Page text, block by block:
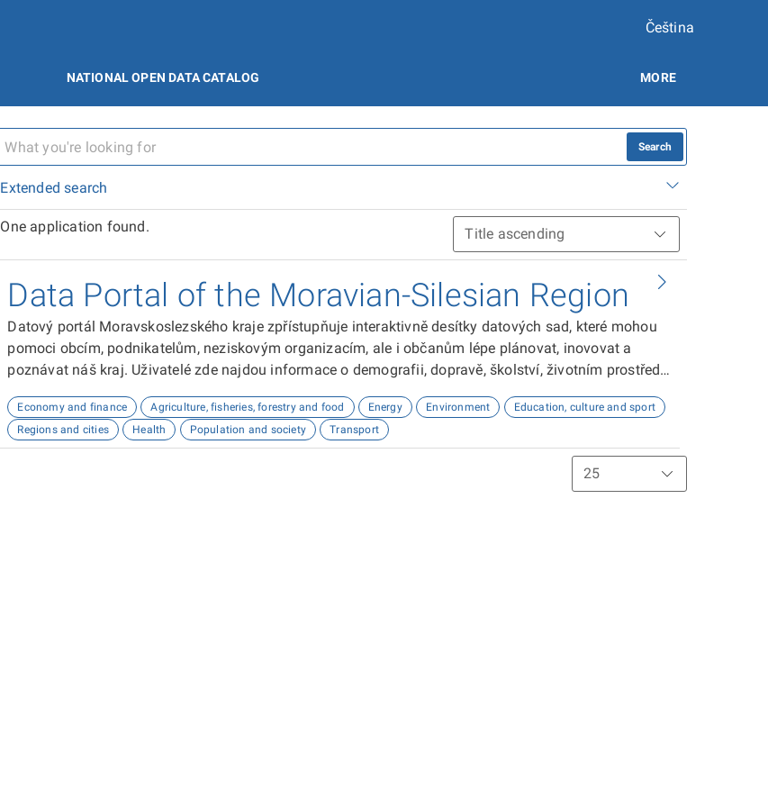
Čeština
NATIONAL OPEN DATA CATALOG MORE
Search
Extended search
One application found.
Data Portal of the Moravian-Silesian Region
Datový portál Moravskoslezského kraje zpřístupňuje interaktivně desítky datových sad, které mohou
pomoci obcím, podnikatelům, neziskovým organizacím, ale i občanům lépe plánovat, inovovat a
poznávat náš kraj. Uživatelé zde najdou informace o demografii, dopravě, školství, životním prostředí,
Economy and finance Agriculture, fisheries, forestry and food Energy Environment
Education, culture and sport
Regions and cities
Health Population and society Transport